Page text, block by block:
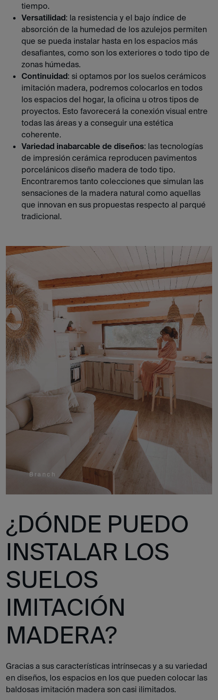
tiempo.
Versatilidad: la resistencia y el bajo índice de
absorción de la humedad de los azulejos permiten
que se pueda instalar hasta en los espacios más
desafiantes, como son los exteriores o todo tipo de
zonas húmedas.
Continuidad: si optamos por los suelos cerámicos
imitación madera, podremos colocarlos en todos
los espacios del hogar, la oficina u otros tipos de
proyectos. Esto favorecerá la conexión visual entre
todas las áreas y a conseguir una estética
coherente.
Variedad inabarcable de diseños: las tecnologías
de impresión cerámica reproducen pavimentos
porcelánicos diseño madera de todo tipo.
Encontraremos tanto colecciones que simulan las
sensaciones de la madera natural como aquellas
que innovan en sus propuestas respecto al parqué
tradicional.
Branch
¿DÓNDE PUEDO
INSTALAR LOS
SUELOS
IMITACIÓN
MADERA?
Gracias a sus características intrínsecas y a su variedad
en diseños, los espacios en los que pueden colocar las
baldosas imitación madera son casi ilimitados.